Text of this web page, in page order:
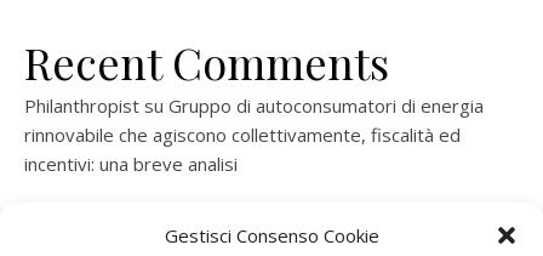
Gestisci Consenso Cookie
Recent Comments
Philanthropist su Gruppo di autoconsumatori di energia
rinnovabile che agiscono collettivamente, fiscalità ed
incentivi: una breve analisi
rinnovabile che agiscono collettivamente, fiscalità ed